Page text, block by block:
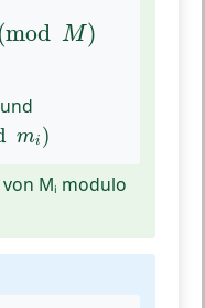
(mod M)
und
mi )
i
Mᵢ modulo